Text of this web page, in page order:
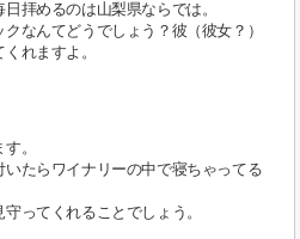
拝めるのは山梨県ならでは。
なんてどうでしょう？彼（彼女？）
れますよ。
。
たらワイナリーの中で寝ちゃってる
ってくれることでしょう。